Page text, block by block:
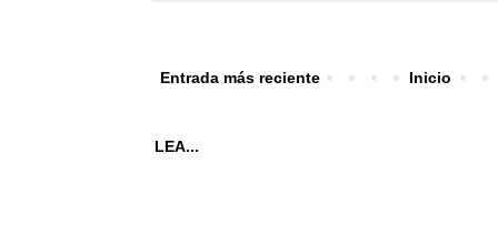
Entrada más reciente Inicio
LEA...